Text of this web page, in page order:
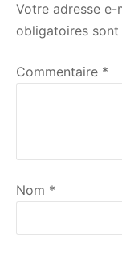
Votre adresse e-
obligatoires sont
Commentaire *
Nom *